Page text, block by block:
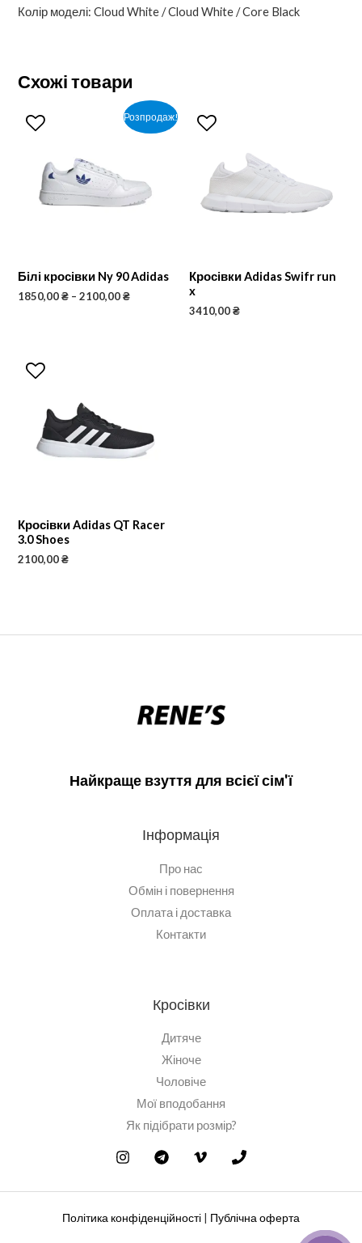
Колір моделі: Cloud White / Cloud White / Core Black
Схожі товари
Розпродаж!
Білі кросівки Ny 90 Adidas
1850,00₴ –2100,00₴
Кросівки Adidas Swifr run
x
3410,00₴
Кросівки Adidas QT Racer
3.0 Shoes
2100,00₴
Найкраще взуття для всієї сім'ї
Інформація
Про нас
Обмін і повернення
Оплата і доставка
Контакти
Кросівки
Дитяче
Жіноче
Чоловіче
Мої вподобання
Як підібрати розмір?
Політика конфіденційності Публічна оферта